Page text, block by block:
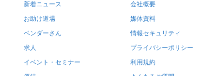
新着ニュース
お助け道場
ベンダーさん
求人
イベント・セミナー
会社概要
媒体資料
情報セキュリティ
プライバシーポリシー
利用規約